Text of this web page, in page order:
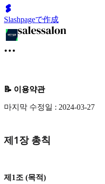
Slashpageで作成
📝 이용약관
마지막 수정일 : 2024-03-27
‍제1장 총칙
제1조 (목적)